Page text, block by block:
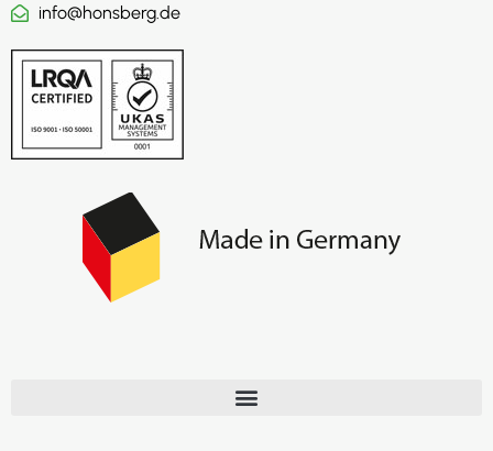
info@honsberg.de